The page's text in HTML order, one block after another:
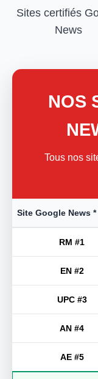
Sites certifiés
News
NOS
Tous nos
Site Google News *
RM #1
EN #2
UPC #3
AN #4
AE #5